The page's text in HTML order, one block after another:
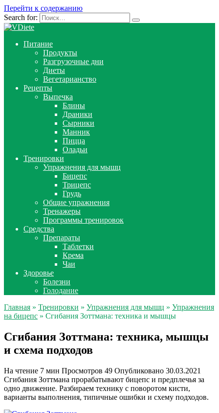
Перейти к содержанию
Search for:
Питание
Продукты
Разгрузочные дни
Диеты
Вегетарианство
Рецепты
Выпечка
Блины
Драники
Сырники
Манник
Пицца
Оладьи
Тренировки
Упражнения для мышц
Бицепс
Трицепс
Грудь
Общие упражнения
Тренажеры
Программы тренировок
Средства
Препараты
Таблетки
Крема
Чаи
Здоровье
Болезни
Голодание
Главная » Тренировки » Упражнения для мышц » Упражнения
на бицепс » Сгибания Зоттмана: техника и мышцы
Сгибания Зоттмана: техника, мышцы
и схема подходов
На чтение 7 мин Просмотров 49 Опубликовано 30.03.2021
Сгибания Зоттмана прорабатывают бицепс и предплечья за
одно движение. Разбираем технику с поворотом кисти,
варианты выполнения, типичные ошибки и схему подходов.